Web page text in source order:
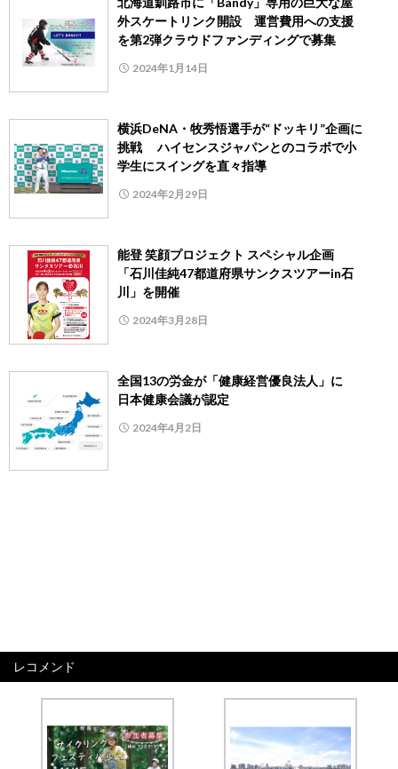
外スケートリンク開設 運営費用への支援
を第2弾クラウドファンディングで募集
2024年1月14日
横浜DeNA・牧秀悟選手が“ドッキリ”企画に
挑戦 ハイセンスジャパンとのコラボで小
学生にスイングを直々指導
2024年2月29日
能登 笑顔プロジェクト スペシャル企画
「石川佳純47都道府県サンクスツアーin石
川」を開催
2024年3月28日
全国13の労金が「健康経営優良法人」に
日本健康会議が認定
2024年4月2日
レコメンド